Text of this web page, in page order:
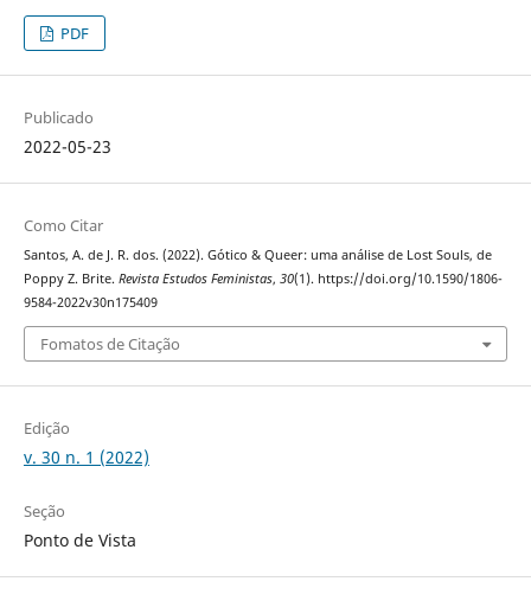
PDF
Publicado
2022-05-23
Como Citar
Santos, A. de J. R. dos. (2022). Gótico & Queer: uma análise de Lost Souls, de
Poppy Z. Brite. Revista Estudos Feministas, 30(1). https://doi.org/10.1590/1806-
9584-2022v30n175409
Fomatos de Citação
Edição
v. 30 n. 1 (2022)
Seção
Ponto de Vista